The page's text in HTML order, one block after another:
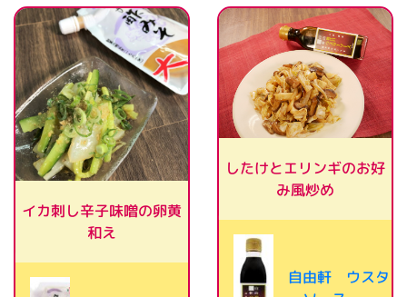
イカ刺し辛子味噌の卵黄
和え
したけとエリンギのお好
み風炒め
自由軒 ウスタ